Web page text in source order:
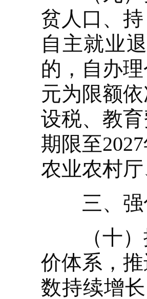
贫人口、
自主就业
的，自办
元为限额
设税、教
期限至
农业农村
三、强
（十）提
价体系，
数持续增